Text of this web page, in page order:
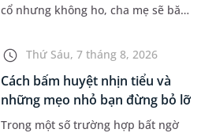
cổ nhưng không ho, cha mẹ sẽ băn
đường hô hấp hay không. Những
chia sẻ dưới đây sẽ giúp ch...
Thứ Sáu, 7 tháng 8, 2026
Cách bấm huyệt nhịn tiểu và
những mẹo nhỏ bạn đừng bỏ lỡ
Trong một số trường hợp bất ngờ